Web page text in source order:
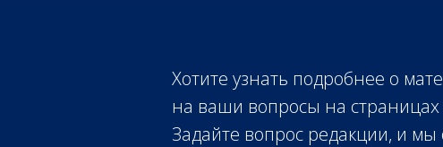
Хотите узнать подробнее о
на ваши вопросы на
Задайте вопрос редакции, и